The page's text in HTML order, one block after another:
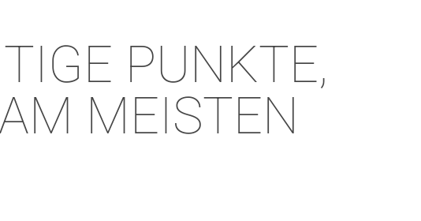
PUNKTE,
MEISTEN